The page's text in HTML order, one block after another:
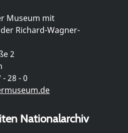
Museum mit
Richard-Wagner-
2
- 28 - 0
Nationalarchiv